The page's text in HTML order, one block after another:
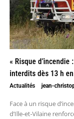
« Risque
interdits dès 13 h
Actualités jean-
Face à un risque
d’Ille-et-Vilaine